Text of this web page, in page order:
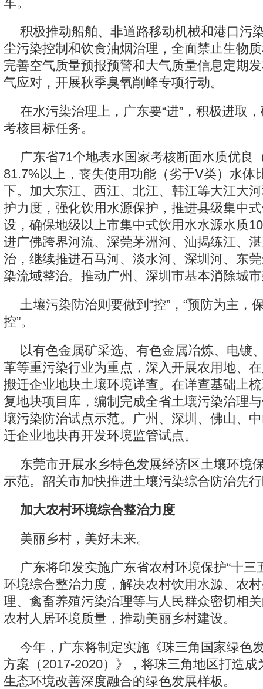
积极推动船舶、非道路移动机械和港口污
尘污染控制和饮食油烟治理，全面禁止生物
完善空气质量预报预警和大气质量信息定期
气应对，开展秋季臭氧削峰专项行动。
在水污染治理上，广东要“进”，积极进取
考核目标任务。
广东省71个地表水国家考核断面水质优良
81.7%以上，丧失使用功能（劣于Ⅴ类）水体
下。加大东江、西江、北江、韩江等大江大
护力度，强化饮用水源保护，推进县级集中
设，确保地级以上市集中式饮用水水源水质
进广佛跨界河流、深莞茅洲河、汕揭练江、
治，继续推进石马河、淡水河、深圳河、东
染流域整治。推动广州、深圳市基本消除城
土壤污染防治则要做到“控”，“预防为主，
控”。
以有色金属矿采选、有色金属冶炼、电镀
革等重污染行业为重点，深入开展农用地、
搬迁企业地块土壤环境详查。在详查基础上
复地块项目库，编制完成全省土壤污染治理
壤污染防治试点示范。广州、深圳、佛山、
迁企业地块再开发环境监管试点。
东莞市开展水乡特色发展经济区土壤环境
示范。韶关市加快推进土壤污染综合防治先
加大农村环境综合整治力度
美丽乡村，美好未来。
广东将印发实施广东省农村环境保护“十三
环境综合整治力度，解决农村饮用水源、农
理、禽畜养殖污染治理等与人民群众密切相
农村人居环境质量，推动美丽乡村建设。
今年，广东将制定实施《珠三角国家绿色
方案（2017-2020）》，将珠三角地区打造
生态环境改善深度融合的绿色发展样板。